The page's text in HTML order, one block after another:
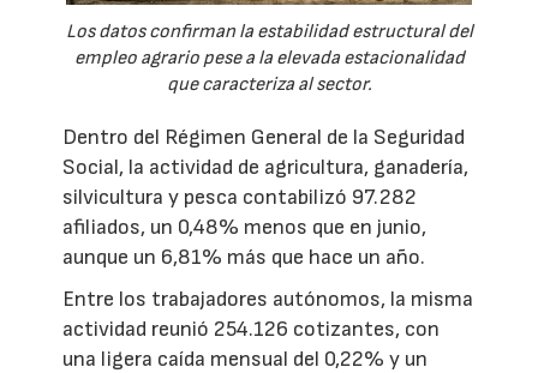
Los datos confirman la estabilidad estructural del
empleo agrario pese a la elevada estacionalidad
que caracteriza al sector.
Dentro del Régimen General de la Seguridad
Social, la actividad de agricultura, ganadería,
silvicultura y pesca contabilizó 97.282
afiliados, un 0,48% menos que en junio,
aunque un 6,81% más que hace un año.
Entre los trabajadores autónomos, la misma
actividad reunió 254.126 cotizantes, con
una ligera caída mensual del 0,22% y un